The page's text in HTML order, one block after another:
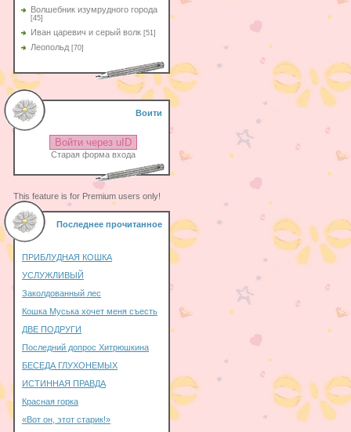
Волшебник изумрудного города
[45]
Иван царевич и серый волк [51]
Леопольд [70]
Воити
Войти через uID
Старая форма входа
This feature is for Premium users only!
Последнее прочитанное
ПРИБЛУДНАЯ КОШКА
УСЛУЖЛИВЫЙ
Заколдованный лес
Кошка Муська хочет меня съесть
ДВЕ ПОДРУГИ
Последний допрос Хитрюшкина
БЕСЕДА ГЛУХОНЕМЫХ
ИСТИННАЯ ПРАВДА
Красная горка
«Вот он, этот старик!»